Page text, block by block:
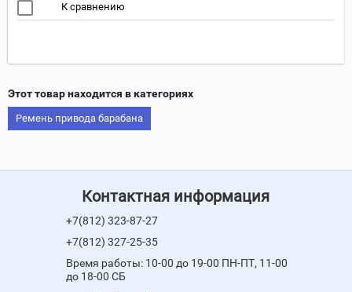
К сравнению
Этот товар находится в категориях
Ремень привода барабана
Контактная информация
+7(812) 323-87-27
+7(812) 327-25-35
Время работы: 10-00 до 19-00 ПН-ПТ, 11-00
до 18-00 СБ